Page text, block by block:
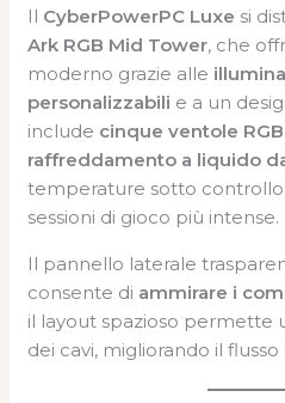
Il CyberPowerPC Luxe si
Ark RGB Mid Tower, che
moderno grazie alle
personalizzabili e a un
include cinque ventole RGB
raffreddamento a liquido
temperature sotto
sessioni di gioco più intense.
Il pannello laterale
consente di ammirare i
il layout spazioso permette
dei cavi, migliorando il flusso